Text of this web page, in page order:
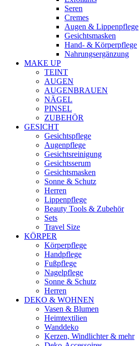
Seren
Cremes
Augen & Lippenpflege
Gesichtsmasken
Hand- & Körperpflege
Nahrungsergänzung
MAKE UP
TEINT
AUGEN
AUGENBRAUEN
NÄGEL
PINSEL
ZUBEHÖR
GESICHT
Gesichtspflege
Augenpflege
Gesichtsreinigung
Gesichtsserum
Gesichtsmasken
Sonne & Schutz
Herren
Lippenpflege
Beauty Tools & Zubehör
Sets
Travel Size
KÖRPER
Körperpflege
Handpflege
Fußpflege
Nagelpflege
Sonne & Schutz
Herren
DEKO & WOHNEN
Vasen & Blumen
Heimtextilien
Wanddeko
Kerzen, Windlichter & mehr